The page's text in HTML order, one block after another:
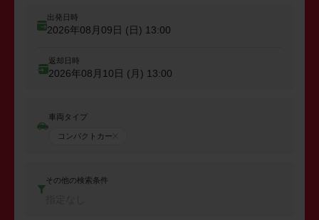
出発日時
2026年08月09日 (日) 13:00
返却日時
2026年08月10日 (月) 13:00
車両タイプ
コンパクトカー
その他の検索条件